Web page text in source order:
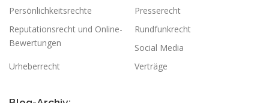
Persönlichkeitsrechte
Presserecht
Reputationsrecht und Online-
Bewertungen
Rundfunkrecht
Social Media
Urheberrecht
Verträge